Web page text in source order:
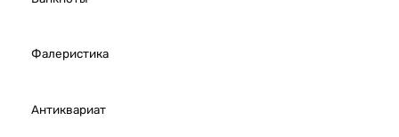
Фалеристика
Антиквариат